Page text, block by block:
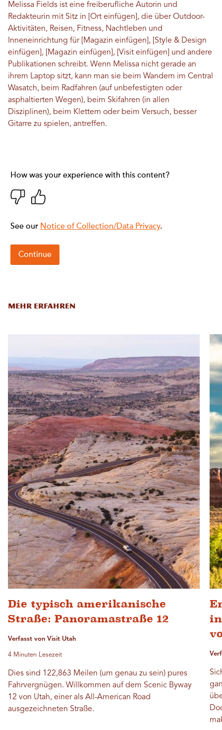
Melissa Fields ist eine freiberufliche Autorin und
Redakteurin mit Sitz in [Ort einfügen], die über Outdoor-
Aktivitäten, Reisen, Fitness, Nachtleben und
Inneneinrichtung für [Magazin einfügen], [Style & Design
einfügen], [Magazin einfügen], [Visit einfügen] und andere
Publikationen schreibt. Wenn Melissa nicht gerade an
ihrem Laptop sitzt, kann man sie beim Wandern im Central
Wasatch, beim Radfahren (auf unbefestigten oder
asphaltierten Wegen), beim Skifahren (in allen
Disziplinen), beim Klettern oder beim Versuch, besser
Gitarre zu spielen, antreffen.
MEHR ERFAHREN
Die typisch amerikanische
Straße: Panoramastraße 12
Verfasst von Visit Utah
4 Minuten Lesezeit
Dies sind 122,863 Meilen (um genau zu sein) pures
Fahrvergnügen. Willkommen auf dem Scenic Byway
12 von Utah, einer als All-American Road
ausgezeichneten Straße.